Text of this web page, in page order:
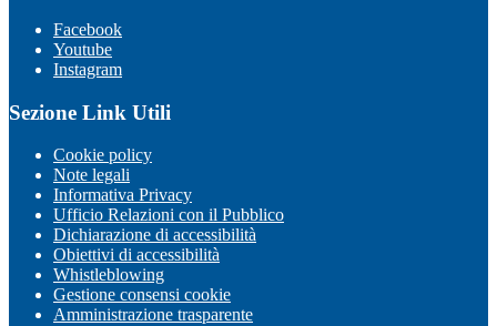
Facebook
Youtube
Instagram
Sezione Link Utili
Cookie policy
Note legali
Informativa Privacy
Ufficio Relazioni con il Pubblico
Dichiarazione di accessibilità
Obiettivi di accessibilità
Whistleblowing
Gestione consensi cookie
Amministrazione trasparente